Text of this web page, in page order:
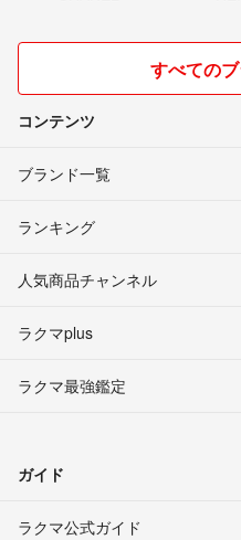
すべての
コンテンツ
ブランド一覧
ランキング
人気商品チャンネル
ラクマplus
ラクマ最強鑑定
ガイド
ラクマ公式ガイド